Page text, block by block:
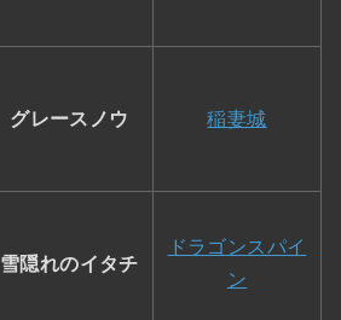
グレースノウ 稲妻城
雪隠れのイタチ
ドラゴンスパイ
ン